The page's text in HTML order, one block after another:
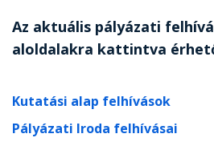
Az aktuális pályázati
aloldalakra kattintva
Kutatási alap felhívások
Pályázati Iroda felhívásai